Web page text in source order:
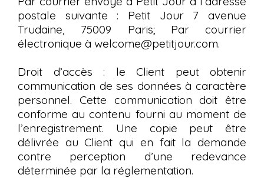
postale suivante : Petit Jour 7 avenue
Trudaine, 75009 Paris; Par courrier
électronique à welcome@petitjour.com.
Droit d’accès : le Client peut obtenir
communication de ses données à caractère
personnel. Cette communication doit être
conforme au contenu fourni au moment de
l’enregistrement. Une copie peut être
délivrée au Client qui en fait la demande
contre perception d’une redevance
déterminée par la réglementation.